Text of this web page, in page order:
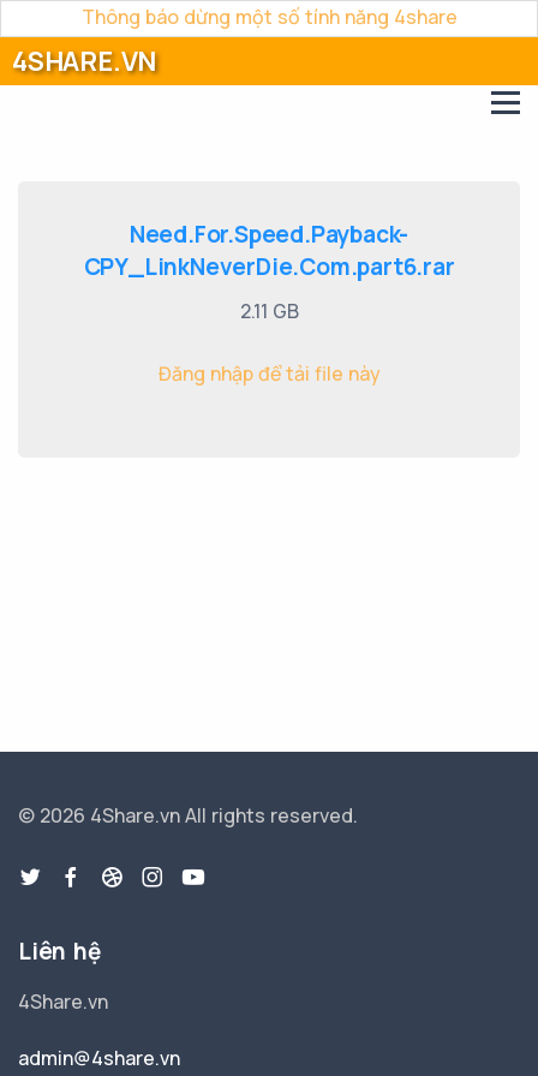
Thông báo dừng một số tính năng 4share
4SHARE.VN
Need.For.Speed.Payback-
CPY_LinkNeverDie.Com.part6.rar
2.11 GB
Đăng nhập để tải file này
© 2026 4Share.vnAll rights reserved.
Liên hệ
4Share.vn
admin@4share.vn